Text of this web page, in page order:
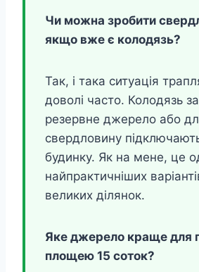
Чи можна зробити
якщо вже є колодязь?
Так, і така ситуація
доволі часто. Колодязь
резервне джерело або
свердловину
будинку. Як на мене, це
найпрактичніших
великих ділянок.
Яке джерело краще для
площею 15 соток?